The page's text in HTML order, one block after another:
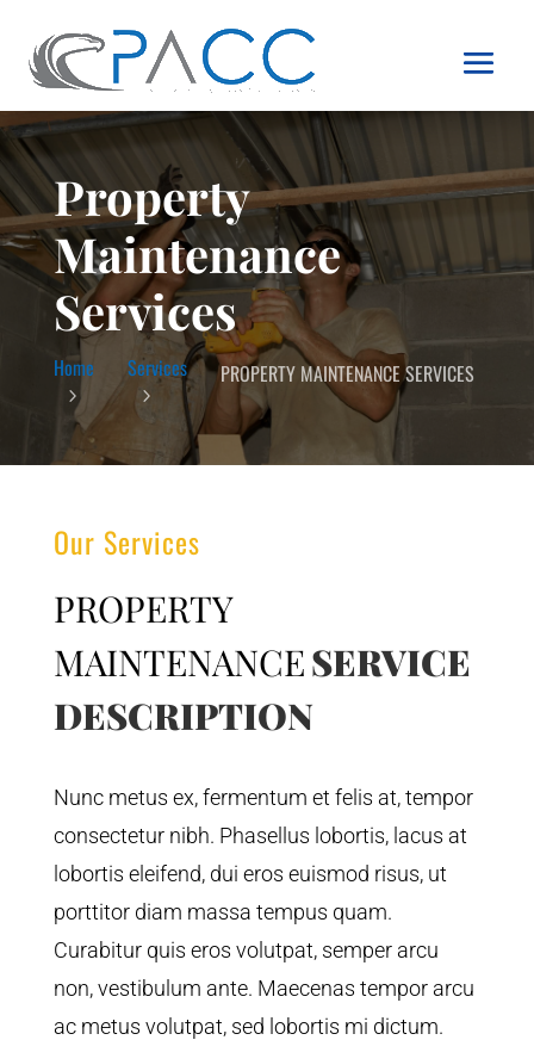
Property
Maintenance
Services
Home Services PROPERTY MAINTENANCE SERVICES
Our Services
PROPERTY
MAINTENANCESERVICE
DESCRIPTION
Nunc metus ex, fermentum et felis at, tempor
consectetur nibh. Phasellus lobortis, lacus at
lobortis eleifend, dui eros euismod risus, ut
porttitor diam massa tempus quam.
Curabitur quis eros volutpat, semper arcu
non, vestibulum ante. Maecenas tempor arcu
ac metus volutpat, sed lobortis mi dictum.